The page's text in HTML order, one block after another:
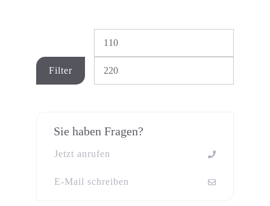
Min.
Preis
Filter
Sie haben Fragen?
Jetzt anrufen
E-Mail schreiben